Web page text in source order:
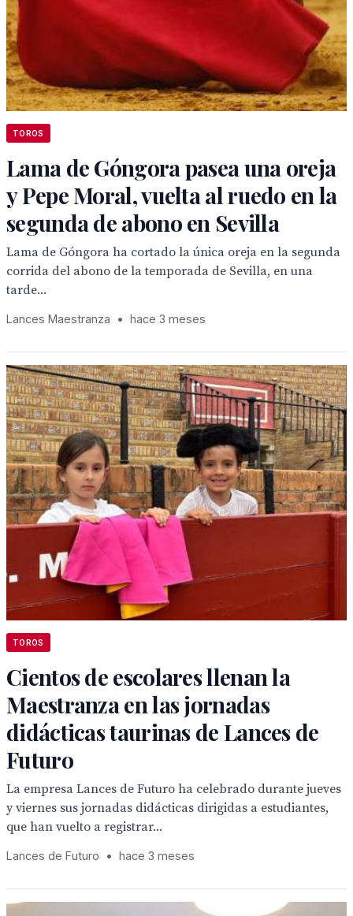
TOROS
Lama de Góngora pasea una oreja
y Pepe Moral, vuelta al ruedo en la
segunda de abono en Sevilla
Lama de Góngora ha cortado la única oreja en la segunda
corrida del abono de la temporada de Sevilla, en una
tarde...
Lances Maestranza • hace 3 meses
TOROS
Cientos de escolares llenan la
Maestranza en las jornadas
didácticas taurinas de Lances de
Futuro
La empresa Lances de Futuro ha celebrado durante jueves
y viernes sus jornadas didácticas dirigidas a estudiantes,
que han vuelto a registrar...
Lances de Futuro • hace 3 meses